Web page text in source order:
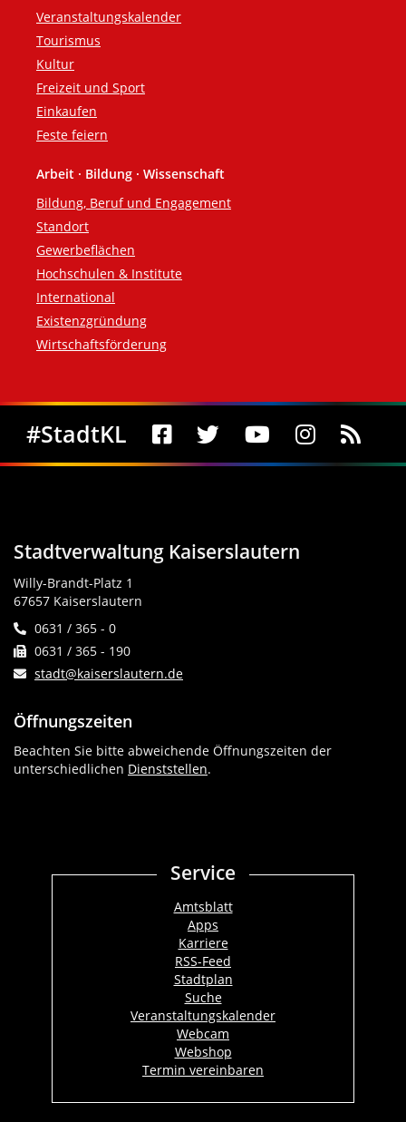
Veranstaltungskalender
Tourismus
Kultur
Freizeit und Sport
Einkaufen
Feste feiern
Arbeit · Bildung · Wissenschaft
Bildung, Beruf und Engagement
Standort
Gewerbeflächen
Hochschulen & Institute
International
Existenzgründung
Wirtschaftsförderung
Social Media
#StadtKL
Stadtverwaltung Kaiserslautern
Willy-Brandt-Platz 1
67657 Kaiserslautern
0631 / 365 - 0
0631 / 365 - 190
stadt@kaiserslautern.de
Öffnungszeiten
Beachten Sie bitte abweichende Öffnungszeiten der
unterschiedlichen Dienststellen.
Service
Amtsblatt
Apps
Karriere
RSS-Feed
Stadtplan
Suche
Veranstaltungskalender
Webcam
Webshop
Termin vereinbaren